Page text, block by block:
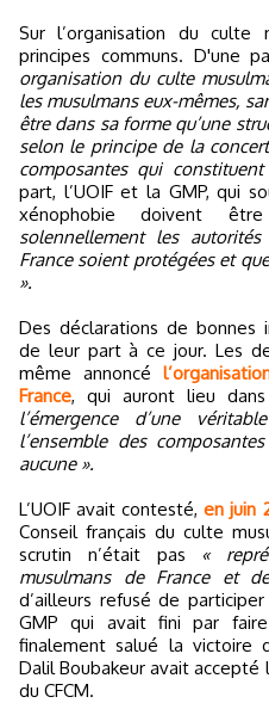
Sur l’organisation du culte
principes communs. D'une
organisation du culte
les musulmans eux-mêmes,
être dans sa forme qu’une
selon le principe de la
composantes qui
part, l’UOIF et la GMP, qui
xénophobie doivent
solennellement les
France soient protégées et
».
Des déclarations de bonnes
de leur part à ce jour. Les
même annoncé
France, qui auront lieu dans
l’émergence d’une
l’ensemble des
aucune ».
L’UOIF avait contesté,en juin
Conseil français du culte
scrutin n’était pas «
musulmans de France et
d’ailleurs refusé de
GMP qui avait fini par
finalement salué la victoire
Dalil Boubakeur avait
du CFCM.